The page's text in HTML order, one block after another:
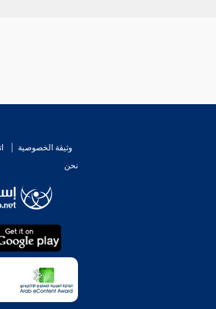
وثيقة الخصوصية
نحن